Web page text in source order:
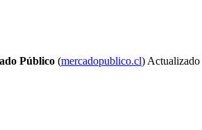
Público (mercadopublico.cl) Actualizado